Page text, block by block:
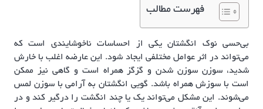
فهرست مطالب
بی‌حسی نوک انگشتان یکی از احساسات ناخوشایندی است که
می‌تواند در اثر عوامل مختلفی ایجاد شود. این عارضه اغلب با خارش
شدید، سوزن سوزن شدن و گزگز همراه است و گاهی نیز ممکن
است با سوزش همراه باشد. گویی انگشتان به آرامی با سوزن لمس
می‌شوند. این مشکل می‌تواند یک یا چند انگشت را درگیر کند و در